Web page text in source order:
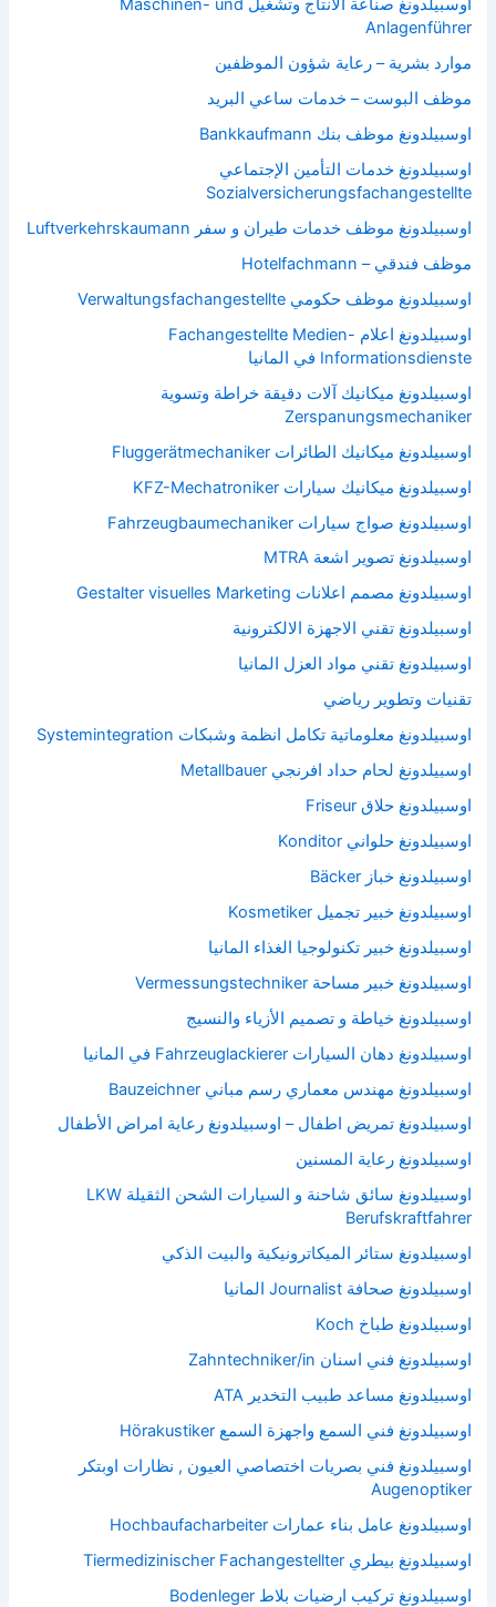
اوسبيلدونغ صناعة الانتاج وتشغيل Maschinen- und
Anlagenführer
موارد بشرية – رعاية شؤون الموظفين
موظف البوست – خدمات ساعي البريد
اوسبيلدونغ موظف بنك Bankkaufmann
اوسبيلدونغ خدمات التأمين الإجتماعي
Sozialversicherungsfachangestellte
اوسبيلدونغ موظف خدمات طيران و سفر Luftverkehrskaumann
موظف فندقي – Hotelfachmann
اوسبيلدونغ موظف حكومي Verwaltungsfachangestellte
اوسبيلدونغ اعلام Fachangestellte Medien-
Informationsdienste في المانيا
اوسبيلدونغ ميكانيك آلات دقيقة خراطة وتسوية
Zerspanungsmechaniker
اوسبيلدونغ ميكانيك الطائرات Fluggerätmechaniker
اوسبيلدونغ ميكانيك سيارات KFZ-Mechatroniker
اوسبيلدونغ صواج سيارات Fahrzeugbaumechaniker
اوسبيلدونغ تصوير اشعة MTRA
اوسبيلدونغ مصمم اعلانات Gestalter visuelles Marketing
اوسبيلدونغ تقني الاجهزة الالكترونية
اوسبيلدونغ تقني مواد العزل المانيا
تقنيات وتطوير رياضي
اوسبيلدونغ معلوماتية تكامل انظمة وشبكات Systemintegration
اوسبيلدونغ لحام حداد افرنجي Metallbauer
اوسبيلدونغ حلاق Friseur
اوسبيلدونغ حلواني Konditor
اوسبيلدونغ خباز Bäcker
اوسبيلدونغ خبير تجميل Kosmetiker
اوسبيلدونغ خبير تكنولوجيا الغذاء المانيا
اوسبيلدونغ خبير مساحة Vermessungstechniker
اوسبيلدونغ خياطة و تصميم الأزياء والنسيج
اوسبيلدونغ دهان السيارات Fahrzeuglackierer في المانيا
اوسبيلدونغ مهندس معماري رسم مباني Bauzeichner
اوسبيلدونغ تمريض اطفال – اوسبيلدونغ رعاية امراض الأطفال
اوسبيلدونغ رعاية المسنين
اوسبيلدونغ سائق شاحنة و السيارات الشحن الثقيلة LKW
Berufskraftfahrer
اوسبيلدونغ ستائر الميكاترونيكية والبيت الذكي
اوسبيلدونغ صحافة Journalist المانيا
اوسبيلدونغ طباخ Koch
اوسبيلدونغ فني اسنان Zahntechniker/in
اوسبيلدونغ مساعد طبيب التخدير ATA
اوسبيلدونغ فني السمع واجهزة السمع Hörakustiker
اوسبيلدونغ فني بصريات اختصاصي العيون , نظارات اوبتكر
Augenoptiker
اوسبيلدونغ عامل بناء عمارات Hochbaufacharbeiter
اوسبيلدونغ بيطري Tiermedizinischer Fachangestellter
اوسبيلدونغ تركيب ارضيات بلاط Bodenleger